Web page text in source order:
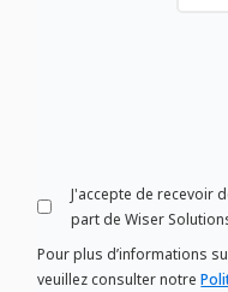
J'accepte de recevoir
part de Wiser
Pour plus d’informations
veuillez consulter notre